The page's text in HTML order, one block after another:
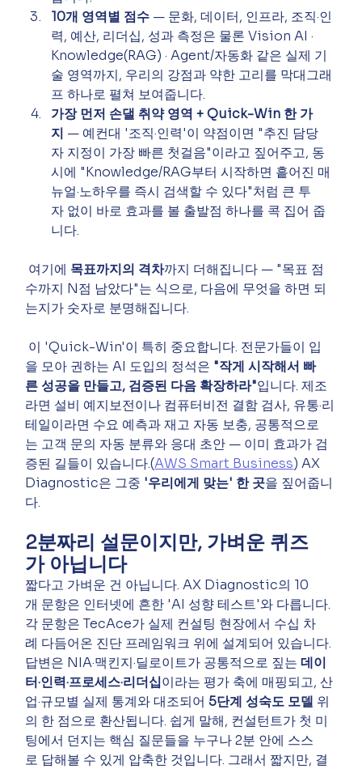
10개 영역별 점수 — 문화, 데이터, 인프라, 조직·인
력, 예산, 리더십, 성과 측정은 물론 Vision AI ·
Knowledge(RAG) · Agent/자동화 같은 실제 기
술 영역까지, 우리의 강점과 약한 고리를 막대그래
프 하나로 펼쳐 보여줍니다.
가장 먼저 손댈 취약 영역 + Quick-Win 한 가
지 — 예컨대 '조직·인력'이 약점이면 "추진 담당
자 지정이 가장 빠른 첫걸음"이라고 짚어주고, 동
시에 "Knowledge/RAG부터 시작하면 흩어진 매
뉴얼·노하우를 즉시 검색할 수 있다"처럼 큰 투
자 없이 바로 효과를 볼 출발점 하나를 콕 집어 줍
니다.
여기에 목표까지의 격차까지 더해집니다 — "목표 점
수까지 N점 남았다"는 식으로, 다음에 무엇을 하면 되
는지가 숫자로 분명해집니다.
을 모아 권하는 AI 도입의 정석은 "작게 시작해서 빠
른 성공을 만들고, 검증된 다음 확장하라"입니다. 제조
라면 설비 예지보전이나 컴퓨터비전 결함 검사, 유통·리
테일이라면 수요 예측과 재고 자동 보충, 공통적으로
는 고객 문의 자동 분류와 응대 초안 — 이미 효과가 검
증된 길들이 있습니다.(AWS Smart Business) AX
Diagnostic은 그중 '우리에게 맞는' 한 곳을 짚어줍니
다.
2분짜리 설문이지만, 가벼운 퀴즈
가 아닙니다
짧다고 가벼운 건 아닙니다. AX Diagnostic의 10
개 문항은 인터넷에 흔한 'AI 성향 테스트'와 다릅니다.
각 문항은 TecAce가 실제 컨설팅 현장에서 수십 차
례 다듬어온 진단 프레임워크 위에 설계되어 있습니다.
답변은 NIA·맥킨지·딜로이트가 공통적으로 짚는 데이
터·인력·프로세스·리더십이라는 평가 축에 매핑되고, 산
업·규모별 실제 통계와 대조되어 5단계 성숙도 모델 위
의 한 점으로 환산됩니다. 쉽게 말해, 컨설턴트가 첫 미
팅에서 던지는 핵심 질문들을 누구나 2분 안에 스스
로 답해볼 수 있게 압축한 것입니다. 그래서 짧지만, 결